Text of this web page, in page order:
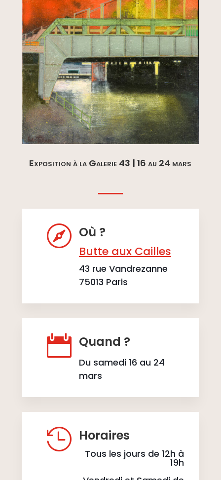
Exposition à la Galerie 43 | 16 au 24 mars
 Où ?
Butte aux Cailles
43 rue Vandrezanne
75013 Paris
 Quand ?
Du samedi 16 au 24
mars
 Horaires
Tous les jours de 12h à
19h